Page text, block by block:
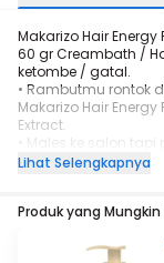
Makarizo Hair
60 gr Creambath /
ketombe / gatal.
• Rambutmu rontok
Makarizo Hair
Extract.
• Males ke salon
Fibertheraphy
Buaya) dan Omega
rambutmu.
Lihat Selengkapnya
Produk yang Mungkin